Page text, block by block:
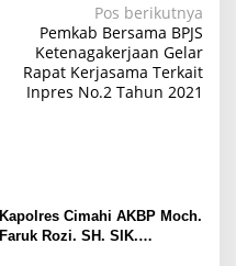
Pos berikutnya
Pemkab Bersama BPJS
Ketenagakerjaan Gelar
Rapat Kerjasama Terkait
Inpres No.2 Tahun 2021
Kapolres Cimahi AKBP Moch.
Faruk Rozi. SH. SIK.